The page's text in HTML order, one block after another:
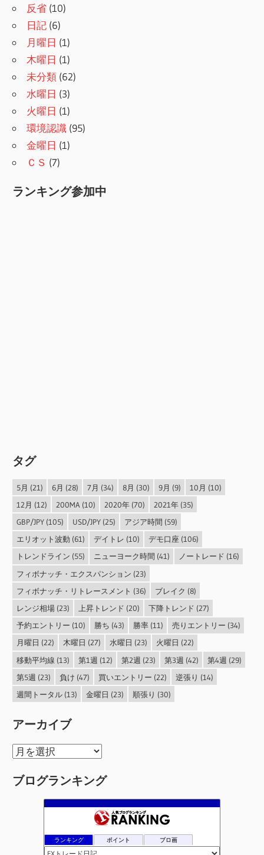
反省 (10)
日記 (6)
月曜日 (1)
木曜日 (1)
未分類 (62)
水曜日 (3)
火曜日 (1)
環境認識 (95)
金曜日 (1)
ＣＳ (7)
ランキング参加中
タグ
5月 (21) 6月 (28) 7月 (34) 8月 (30) 9月 (9) 10月 (10)
12月 (12) 200MA (10) 2020年(70) 2021年(35)
GBP/JPY(105) USD/JPY(25) アジア時間 (59)
エリオット波動 (61) デイトレ (10) デモ口座 (106)
トレンドライン (55) ニューヨーク時間 (41) ノートレード (16)
フィボナッチ・エクスパンション (23)
フィボナッチ・リトレースメント (36) ブレイク (8)
レンジ相場(23) 上昇トレンド (20) 下降トレンド (27)
予約エントリー (10) 勝ち (43) 勝率(11) 売りエントリー (34)
月曜日 (22) 木曜日 (27) 水曜日 (23) 火曜日 (22)
移動平均線 (13) 第1週 (12) 第2週 (23) 第3週 (42) 第4週 (29)
第5週 (23) 負け (47) 買いエントリー (22) 逆張り (14)
週間トータル(13) 金曜日 (23) 順張り (30)
アーカイブ
ア
カ
ブログランキング
ランキング ポイント ブロ画